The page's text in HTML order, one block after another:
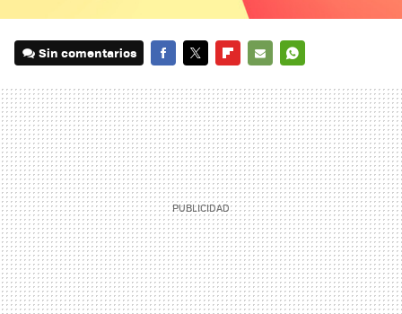
Sin comentarios
MAIL